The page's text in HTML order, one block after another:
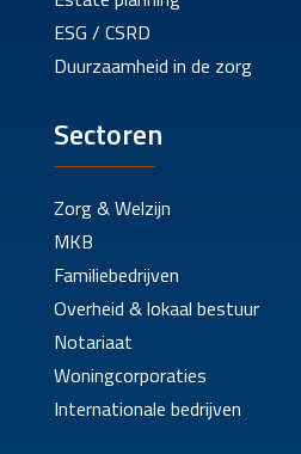
ESG / CSRD
Duurzaamheid in de zorg
Sectoren
Zorg & Welzijn
MKB
Familiebedrijven
Overheid & lokaal bestuur
Notariaat
Woningcorporaties
Internationale bedrijven